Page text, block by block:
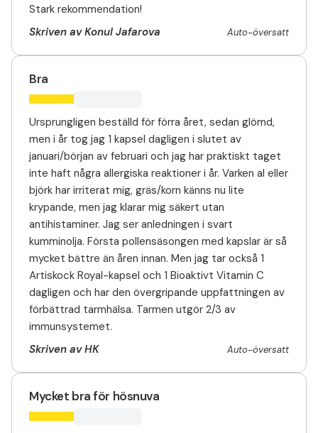
Stark rekommendation!
Skriven av Konul Jafarova
Auto-översatt
Bra
Ursprungligen beställd för förra året, sedan glömd,
men i år tog jag 1 kapsel dagligen i slutet av
januari/början av februari och jag har praktiskt taget
inte haft några allergiska reaktioner i år. Varken al eller
björk har irriterat mig, gräs/korn känns nu lite
krypande, men jag klarar mig säkert utan
antihistaminer. Jag ser anledningen i svart
kumminolja. Första pollensäsongen med kapslar är så
mycket bättre än åren innan. Men jag tar också 1
Artiskock Royal-kapsel och 1 Bioaktivt Vitamin C
dagligen och har den övergripande uppfattningen av
förbättrad tarmhälsa. Tarmen utgör 2/3 av
immunsystemet.
Skriven av HK
Auto-översatt
Mycket bra för hösnuva